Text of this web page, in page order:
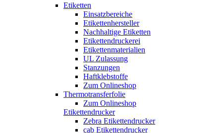
Etiketten
Einsatzbereiche
Etikettenhersteller
Nachhaltige Etiketten
Etikettendruckerei
Etikettenmaterialien
UL Zulassung
Stanzungen
Haftklebstoffe
Zum Onlineshop
Thermotransferfolie
Zum Onlineshop
Etikettendrucker
Zebra Etikettendrucker
cab Etikettendrucker